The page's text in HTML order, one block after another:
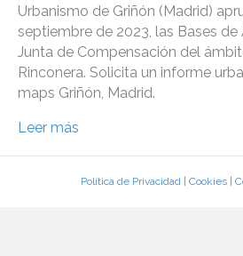
Urbanismo de Griñón (Madrid)
septiembre de 2023, las Bases
Junta de Compensación del
Rinconera. Solicita un informe
maps Griñón, Madrid.
Leer más
Política de Privacidad| Cookies|